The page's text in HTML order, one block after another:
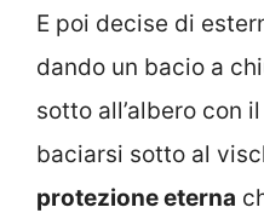
E poi decise di
dando un bacio a
sotto all’albero con
baciarsi sotto al
protezione eterna